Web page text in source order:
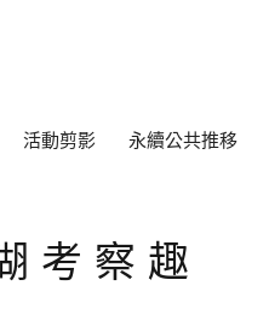
活動剪影 永續公共推移
考察趣